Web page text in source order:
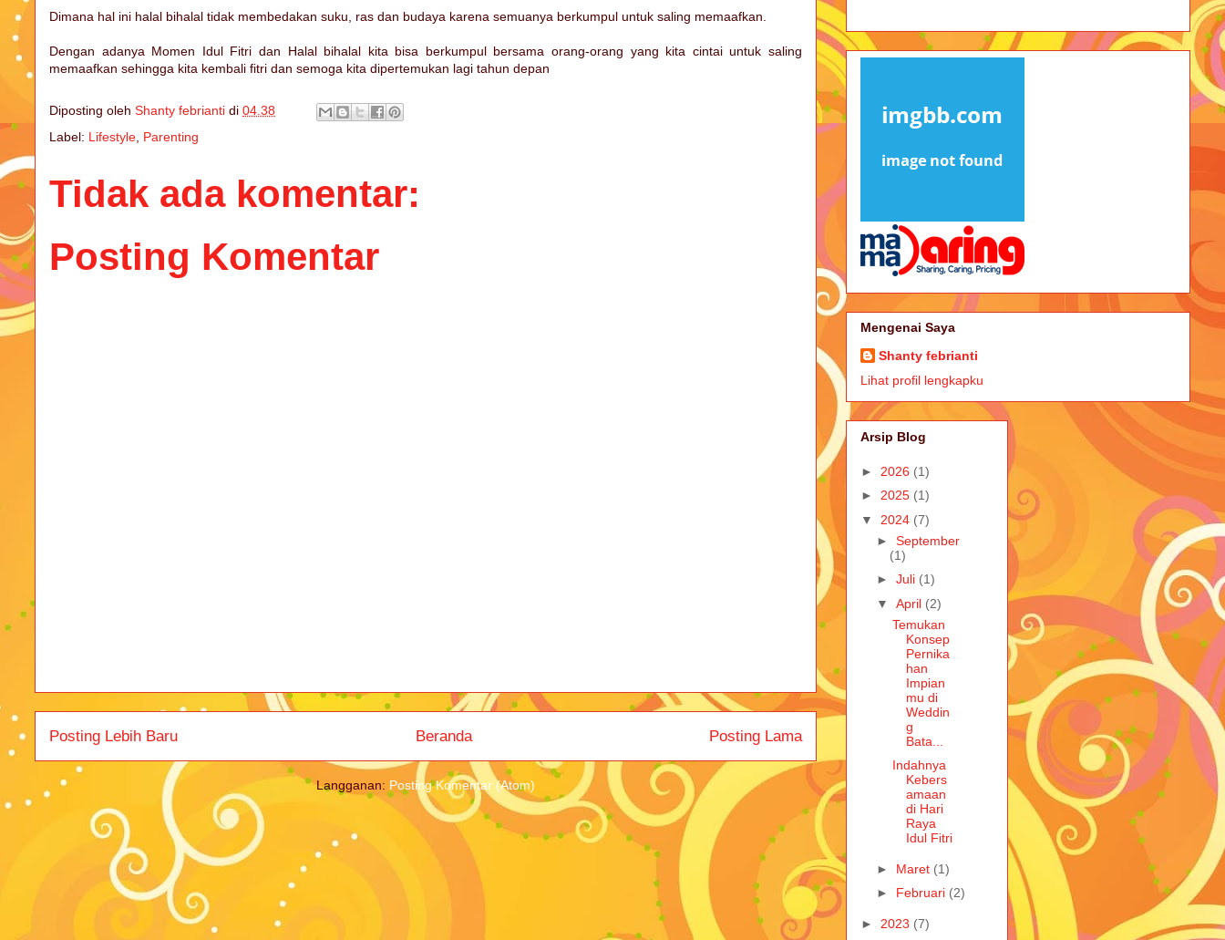
Dimana hal ini halal bihalal tidak membedakan suku, ras dan budaya karena semuanya berkumpul untuk saling memaafkan.
Dengan adanya Momen Idul Fitri dan Halal bihalal kita bisa berkumpul bersama orang-orang yang kita cintai untuk saling
memaafkan sehingga kita kembali fitri dan semoga kita dipertemukan lagi tahun depan
Diposting oleh Shanty febrianti di 04.38
Label: Lifestyle Parenting
Tidak ada komentar:
Posting Komentar
Posting Lebih Baru Posting Lama
Beranda
Langganan: Posting Komentar (Atom)
Mengenai Saya
Shanty febrianti
Lihat profil lengkapku
Arsip Blog
► 2026 (1)
► 2025 (1)
▼ 2024 (7)
► September
(1)
► Juli (1)
▼ April (2)
Temukan
Konsep
Pernika
han
Impian
mu di
Weddin
g
Bata...
Indahnya
Kebers
amaan
di Hari
Raya
Idul Fitri
► Maret (1)
► Februari (2)
► 2023 (7)